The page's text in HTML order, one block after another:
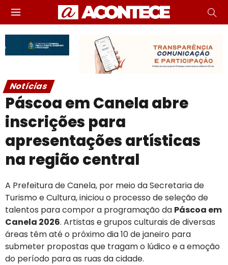
Notícias
Páscoa em Canela abre
inscrições para
apresentações artísticas
na região central
A Prefeitura de Canela, por meio da Secretaria de
Turismo e Cultura, iniciou o processo de seleção de
talentos para compor a programação da Páscoa em
Canela 2026. Artistas e grupos culturais de diversas
áreas têm até o próximo dia 10 de janeiro para
submeter propostas que tragam o lúdico e a emoção
do período para as ruas da cidade.